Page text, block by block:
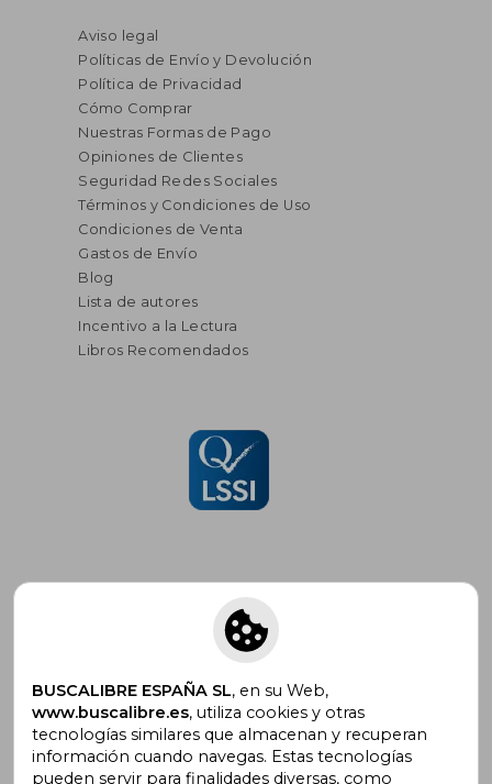
Aviso legal
Políticas de Envío y Devolución
Política de Privacidad
Cómo Comprar
Nuestras Formas de Pago
Opiniones de Clientes
Seguridad Redes Sociales
Términos y Condiciones de Uso
Condiciones de Venta
Gastos de Envío
Blog
Lista de autores
Incentivo a la Lectura
Libros Recomendados
Suscríbete para recibir ofertas y
promociones
BUSCALIBRE ESPAÑA SL, en su Web,
www.buscalibre.es, utiliza cookies y otras
tecnologías similares que almacenan y recuperan
información cuando navegas. Estas tecnologías
pueden servir para finalidades diversas, como